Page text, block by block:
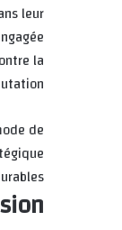
leur
la
de